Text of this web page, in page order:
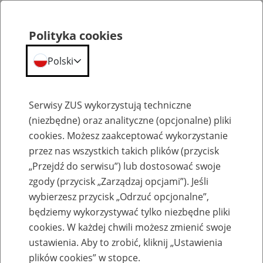
Szkolenia
Zaproś ZUS do siebie: Aktywni 50+
Polityka cookies
Polski
Serwisy ZUS wykorzystują techniczne
(niezbędne) oraz analityczne (opcjonalne) pliki
cookies. Możesz zaakceptować wykorzystanie
przez nas wszystkich takich plików (przycisk
„Przejdź do serwisu”) lub dostosować swoje
zgody (przycisk „Zarządzaj opcjami”). Jeśli
wybierzesz przycisk „Odrzuć opcjonalne”,
będziemy wykorzystywać tylko niezbędne pliki
cookies. W każdej chwili możesz zmienić swoje
ustawienia. Aby to zrobić, kliknij „Ustawienia
plików cookies” w stopce.